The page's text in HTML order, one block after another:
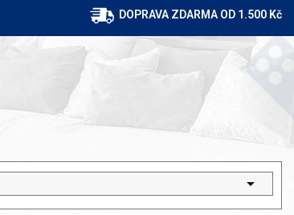
DOPRAVA ZDARMA OD 1.500 Kč
